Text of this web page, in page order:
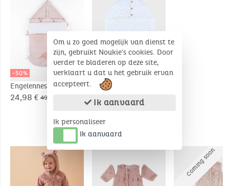
-50%
Engelennestje Popsie
uit Veloudoux®,
24,98 € 49,95 €
-30%
Babynest in jersey
voering
34,97 €
COMPLEMENTAIRE PRODUCTEN
C
o
m
i
n
g
s
o
o
n
Om u zo goed mogelijk van dienst te
zijn, gebruikt Noukie's cookies. Door
verder te bladeren op deze site,
verklaart u dat u het gebruik ervan
accepteert.
Ik aanvaard
Ik personaliseer
Ik aanvaard